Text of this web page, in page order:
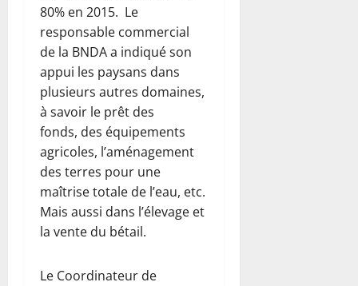
80% en 2015. Le
responsable commercial
de la BNDA a indiqué son
appui les paysans dans
plusieurs autres domaines,
à savoir le prêt des
fonds, des équipements
agricoles, l’aménagement
des terres pour une
maîtrise totale de l’eau, etc.
Mais aussi dans l’élevage et
la vente du bétail.
Le Coordinateur de